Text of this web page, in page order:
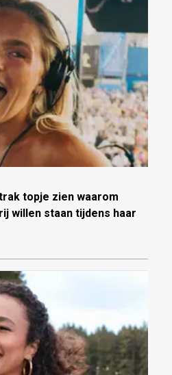
topje zien waarom
willen staan tijdens haar